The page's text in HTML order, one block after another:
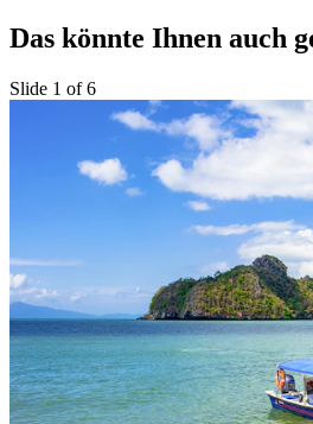
Das könnte Ihnen auch
Slide 1 of 6